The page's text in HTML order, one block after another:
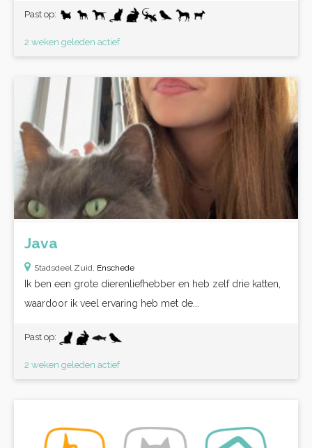
Past op:
2 weken geleden actief
Java
Stadsdeel Zuid, Enschede
Ik ben een grote dierenliefhebber en heb zelf drie katten,
waardoor ik veel ervaring heb met de...
Past op:
2 weken geleden actief